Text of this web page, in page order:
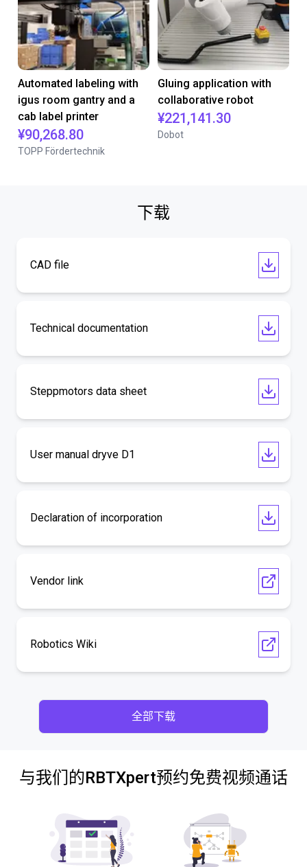
Automated labeling with
igus room gantry and a
cab label printer
¥90,268.80
TOPP Fördertechnik
Gluing application with
collaborative robot
¥221,141.30
Dobot
下载
CAD file
Technical documentation
Steppmotors data sheet
User manual dryve D1
Declaration of incorporation
Vendor link
Robotics Wiki
全部下载
与我们的RBTXpert预约免费视频通话